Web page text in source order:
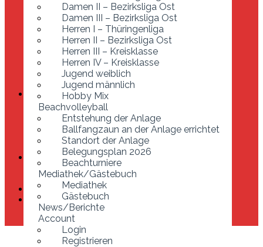
Damen II – Bezirksliga Ost
Damen III – Bezirksliga Ost
Herren I – Thüringenliga
Herren II – Bezirksliga Ost
Herren III – Kreisklasse
Herren IV – Kreisklasse
Jugend weiblich
Jugend männlich
Hobby Mix
Beachvolleyball
Entstehung der Anlage
Ballfangzaun an der Anlage errichtet
Standort der Anlage
Belegungsplan 2026
Beachturniere
Mediathek/Gästebuch
Mediathek
Gästebuch
News/Berichte
Account
Login
Registrieren
Damen III – Bezirksliga Ost
Herren I – Thüringenliga
Herren II – Bezirksliga Ost
Herren III – Kreisklasse
Herren IV – Kreisklasse
Jugend weiblich
Jugend männlich
Hobby Mix
Beachvolleyball
Entstehung der Anlage
Ballfangzaun an der Anlage errichtet
Standort der Anlage
Belegungsplan 2026
Beachturniere
Mediathek/Gästebuch
Mediathek
Gästebuch
News/Berichte
Account
Login
Registrieren